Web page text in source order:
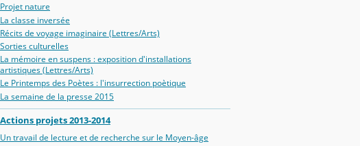
Projet nature
La classe inversée
Récits de voyage imaginaire (Lettres/Arts)
Sorties culturelles
La mémoire en suspens : exposition d'installations
artistiques (Lettres/Arts)
Le Printemps des Poètes : l'insurrection poètique
La semaine de la presse 2015
Actions projets 2013-2014
Un travail de lecture et de recherche sur le Moyen-âge